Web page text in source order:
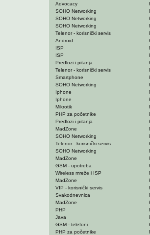
Advocacy
SOHO Networking
SOHO Networking
SOHO Networking
Telenor - korisnički servis
Android
ISP
ISP
Predlozi i pitanja
Telenor - korisnički servis
Smartphone
SOHO Networking
Iphone
Iphone
Mikrotik
PHP za početnike
Predlozi i pitanja
MadZone
SOHO Networking
Telenor - korisnički servis
SOHO Networking
MadZone
GSM - upotreba
Wireless mreže i ISP
MadZone
VIP - korisnički servis
Svakodnevnica
MadZone
PHP
Java
GSM - telefoni
PHP za početnike